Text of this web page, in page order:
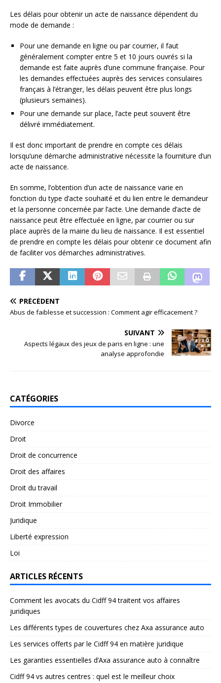
Les délais pour obtenir un acte de naissance dépendent du
mode de demande :
Pour une demande en ligne ou par courrier, il faut
généralement compter entre 5 et 10 jours ouvrés si la
demande est faite auprès d’une commune française. Pour
les demandes effectuées auprès des services consulaires
français à l’étranger, les délais peuvent être plus longs
(plusieurs semaines).
Pour une demande sur place, l’acte peut souvent être
délivré immédiatement.
Il est donc important de prendre en compte ces délais
lorsqu’une démarche administrative nécessite la fourniture d’un
acte de naissance.
En somme, l’obtention d’un acte de naissance varie en
fonction du type d’acte souhaité et du lien entre le demandeur
et la personne concernée par l’acte. Une demande d’acte de
naissance peut être effectuée en ligne, par courrier ou sur
place auprès de la mairie du lieu de naissance. Il est essentiel
de prendre en compte les délais pour obtenir ce document afin
de faciliter vos démarches administratives.
PRÉCÉDENT
Abus de faiblesse et succession : Comment agir efficacement ?
SUIVANT
Aspects légaux des jeux de paris en ligne : une
analyse approfondie
CATÉGORIES
Divorce
Droit
Droit de concurrence
Droit des affaires
Droit du travail
Droit Immobilier
Juridique
Liberté expression
Loi
ARTICLES RÉCENTS
Comment les avocats du Cidff 94 traitent vos affaires
juridiques
Les différents types de couvertures chez Axa assurance auto
Les services offerts par le Cidff 94 en matière juridique
Les garanties essentielles d’Axa assurance auto à connaître
Cidff 94 vs autres centres : quel est le meilleur choix